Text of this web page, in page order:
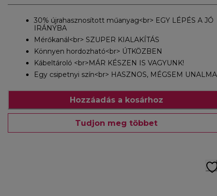
30% újrahasznosított műanyag<br> EGY LÉPÉS A JÓ
IRÁNYBA
Mérőkanál<br> SZUPER KIALAKÍTÁS
Könnyen hordozható<br> ÚTKÖZBEN
Kábeltároló <br>MÁR KÉSZEN IS VAGYUNK!
Egy csipetnyi szín<br> HASZNOS, MÉGSEM
Hozzáadás a kosárhoz
Tudjon meg többet